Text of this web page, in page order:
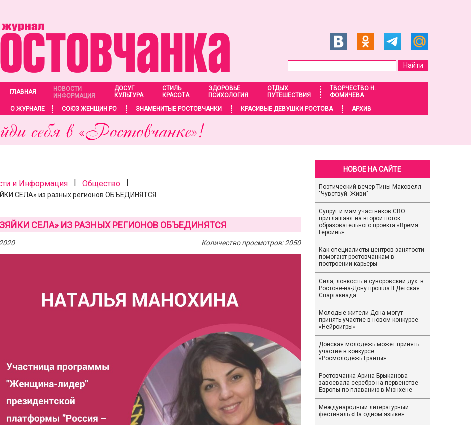
ГЛАВНАЯ
НОВОСТИ
ИНФОРМАЦИЯ
ДОСУГ
КУЛЬТУРА
СТИЛЬ
КРАСОТА
ЗДОРОВЬЕ
ПСИХОЛОГИЯ
ОТДЫХ
ПУТЕШЕСТВИЯ
ТВОРЧЕСТВО Н.
ФОМИЧЕВА
О ЖУРНАЛЕ
СОЮЗ ЖЕНЩИН РО ЗНАМЕНИТЫЕ РОСТОВЧАНКИ КРАСИВЫЕ ДЕВУШКИ РОСТОВА АРХИВ
и Информация| Общество|
СЕЛА» из разных регионов ОБЪЕДИНЯТСЯ
СЕЛА» ИЗ РАЗНЫХ РЕГИОНОВ ОБЪЕДИНЯТСЯ
Количество просмотров: 2050
НОВОЕ НА САЙТЕ
Поэтический вечер Тины Максвелл
"Чувствуй. Живи"
Супруг и мам участников СВО
приглашают на второй поток
образовательного проекта «Время
Героинь»
Как специалисты центров занятости
помогают ростовчанкам в
построении карьеры
Сила, ловкость и суворовский дух: в
Ростове-на-Дону прошла II Детская
Спартакиада
Молодые жители Дона могут
принять участие в новом конкурсе
«Нейроигры»
Донская молодёжь может принять
участие в конкурсе
«Росмолодёжь.Гранты»
Ростовчанка Арина Брыканова
завоевала серебро на первенстве
Европы по плаванию в Мюнхене
Международный литературный
фестиваль «На одном языке»